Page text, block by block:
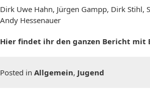
Dirk Uwe Hahn, Jürgen Gampp, Dirk Stihl,
Andy Hessenauer
Hier findet ihr den ganzen Bericht mit
Posted in Allgemein, Jugend